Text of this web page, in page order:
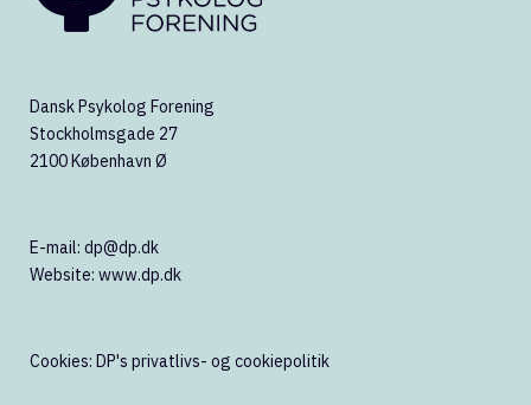
Dansk Psykolog Forening
Stockholmsgade 27
2100 København Ø
E-mail: dp@dp.dk
Website: www.dp.dk
Cookies: DP's privatlivs- og cookiepolitik